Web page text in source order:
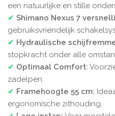
een natuurlijke en stille
✔ Shimano Nexus 7
gebruiksvriendelijk
✔ Hydraulische
stopkracht onder alle
✔ Optimaal Comfort:
zadelpen.
✔ Framehoogte 55 cm:
ergonomische zithouding.